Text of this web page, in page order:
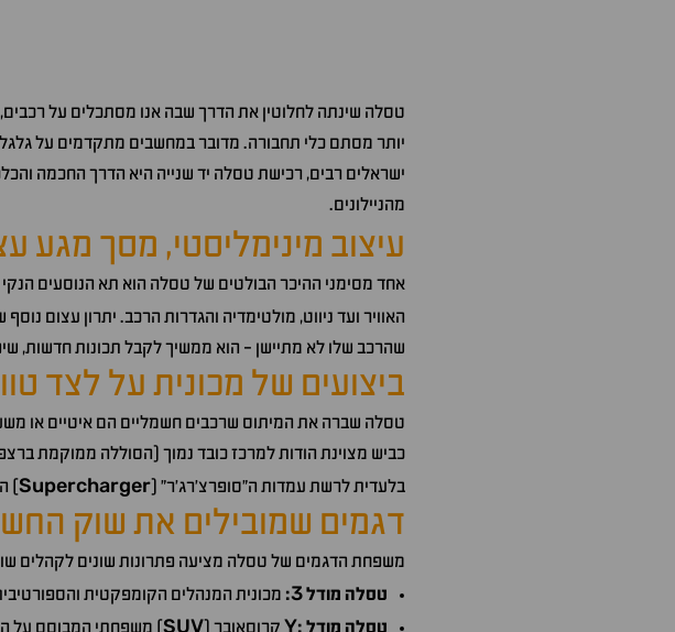
טסלה שינתה לחלוטין את הדרך שבה אנו מסתכלים על
יותר מסתם כלי תחבורה. מדובר במחשבים מתקדמים על
ישראלים רבים, רכישת טסלה יד שנייה היא הדרך החכמה
מהניילונים.
עיצוב מינימליסטי, מסך מגע
אחד מסימני ההיכר הבולטים של טסלה הוא תא הנוסעים
האוויר ועד ניווט, מולטימדיה והגדרות הרכב. יתרון עצום
שהרכב שלו לא מתיישן - הוא ממשיך לקבל תכונות חדשות,
ביצועים של מכונית על לצד
טסלה שברה את המיתוס שרכבים חשמליים הם איטיים או
כביש מצוינת הודות למרכז כובד נמוך (הסוללה ממוקמת
בלעדית לרשת עמדות ה"סופרצ'רג'ר" (Supercharger
)
דגמים שמובילים את שוק
משפחת הדגמים של טסלה מציעה פתרונות שונים לקהלים
טסלה מודל3
: מכונית המנהלים הקומפקטית
טסלה מודל :Y קרוסאובר ( SUV ) משפחתי המבוסס על